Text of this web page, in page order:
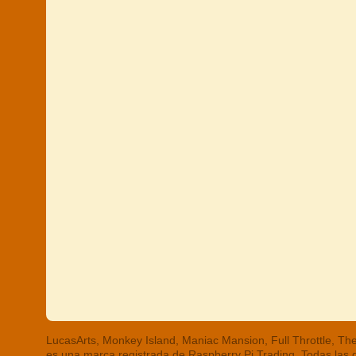
LucasArts, Monkey Island, Maniac Mansion, Full Throttle,